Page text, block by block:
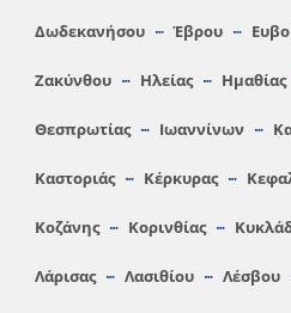
Δωδεκανήσου Έβρου
Ζακύνθου Ηλείας Hμαθίας
Θεσπρωτίας Ιωαννίνων
Καστοριάς Κέρκυρας
Κοζάνης Κορινθίας
Λάρισας Λασιθίου Λέσβου